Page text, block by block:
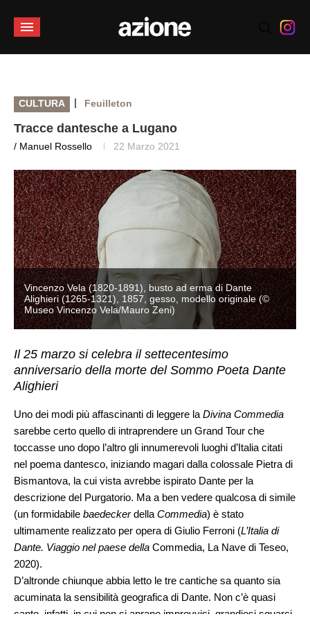
CULTURA | Feuilleton
Tracce dantesche a Lugano
/ Manuel Rossello 22 Marzo 2021
Vincenzo Vela (1820-1891), busto ad erma di Dante
Alighieri (1265-1321), 1857, gesso, modello originale (©
Museo Vincenzo Vela/Mauro Zeni)
Il 25 marzo si celebra il settecentesimo
anniversario della morte del Sommo Poeta Dante
Alighieri
Uno dei modi più affascinanti di leggere la Divina Commedia
sarebbe certo quello di intraprendere un Grand Tour che
toccasse uno dopo l’altro gli innumerevoli luoghi d’Italia citati
nel poema dantesco, iniziando magari dalla colossale Pietra di
Bismantova, la cui vista avrebbe ispirato Dante per la
descrizione del Purgatorio. Ma a ben vedere qualcosa di simile
(un formidabile baedeckerdella Commedia) è stato
ultimamente realizzato per opera di Giulio Ferroni (L’Italia di
Dante. Viaggio nel paese della Commedia, La Nave di Teseo,
2020).
D’altronde chiunque abbia letto le tre cantiche sa quanto sia
acuminata la sensibilità geografica di Dante. Non c’è quasi
canto, infatti, in cui non si aprano improvvisi, grandiosi squarci